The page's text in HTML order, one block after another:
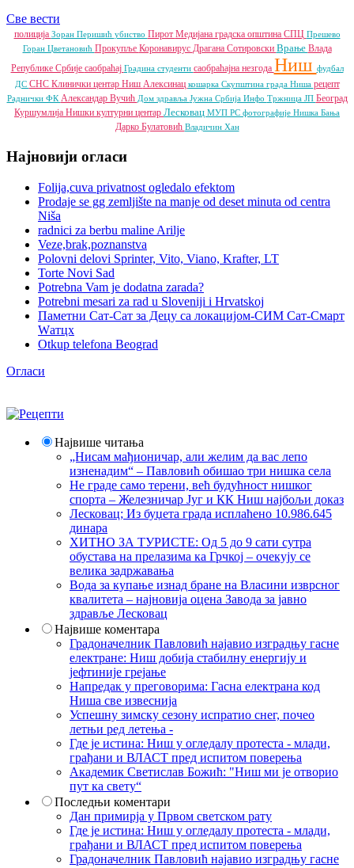
Све вести
полиција Зоран Перишић убиство Пирот Медијана градска општина СПЦ Прешево
Горан Цветановић Прокупље Коронавирус Драгана Сотировски Врање Влада
Републике Србије саобраћај Градина студенти саобраћајна незгода Ниш фудбал
ДС СНС Клинички центар Ниш Алексинац кошарка Скупштина града Ниша рецепт
Раднички ФК Александар Вучић Дом здравља Јужна Србија Инфо Тржница ЈП Београд
Куршумлија Нишки културни центар Лесковац МУП РС фотографије Нишка Бања
Дарко Булатовић Владичин Хан
Најновији огласи
Folija,cuva privatnost ogledalo efektom
Prodaje se gg zemljište na manje od deset minuta od centra
Niša
radnici za berbu maline Arilje
Veze,brak,poznanstva
Polovni delovi Sprinter, Vito, Viano, Krafter, LT
Torte Novi Sad
Potrebna Vam je dodatna zarada?
Potrebni mesari za rad u Sloveniji i Hrvatskoj
Паметни Сат-Сат за Децу са локацијом-СИМ Сат-Смарт
Wатцх
Otkup telefona Beograd
Огласи
Највише читања
„Нисам мађионичар, али желим да вас лепо
изненадим“ – Павловић обишао три нишка села
Не граде само терени, већ будућност нишког
спорта – Железничар Југ и КК Ниш најбољи доказ
Лесковац; Из буџета града исплаћено 10.986.645
динара
ХИТНО ЗА ТУРИСТЕ: Од 5 до 9 сати сутра
обустава на прелазима ка Грчкој – очекују се
велика задржавања
Вода за купање изнад бране на Власини изврсног
квалитета – најновија оцена Завода за јавно
здравље Лесковац
Највише коментара
Градоначелник Павловић најавио изградњу гасне
електране: Ниш добија стабилну енергију и
јефтиније грејање
Напредак у преговорима: Гасна електрана код
Ниша све извеснија
Успешну зимску сезону испратио снег, почео
летњи ред летења -
Где је истина: Ниш у огледалу протеста - млади,
грађани и ВЛАСТ пред испитом поверења
Академик Светислав Божић: "Ниш ми је отворио
пут ка свету“
Последњи коментари
Дан примирја у Првом светском рату
Где је истина: Ниш у огледалу протеста - млади,
грађани и ВЛАСТ пред испитом поверења
Градоначелник Павловић најавио изградњу гасне